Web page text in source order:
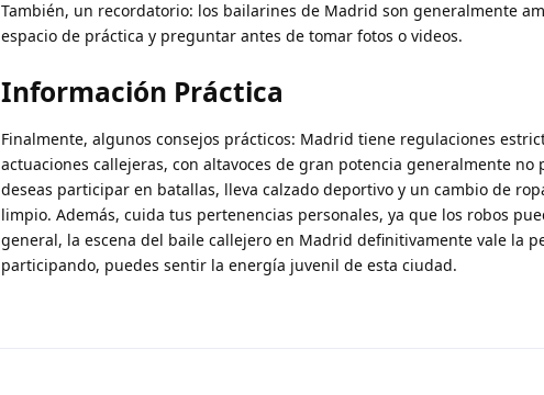
También, un recordatorio: los bailarines de Madrid son generalmente
espacio de práctica y preguntar antes de tomar fotos o videos.
Información Práctica
Finalmente, algunos consejos prácticos: Madrid tiene regulaciones
actuaciones callejeras, con altavoces de gran potencia generalmente no
deseas participar en batallas, lleva calzado deportivo y un cambio de
limpio. Además, cuida tus pertenencias personales, ya que los robos
general, la escena del baile callejero en Madrid definitivamente vale la
participando, puedes sentir la energía juvenil de esta ciudad.